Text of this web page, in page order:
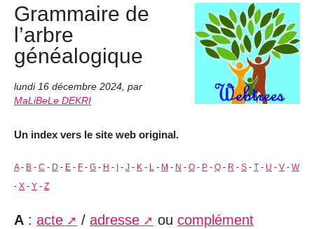
Grammaire de
l’arbre
généalogique
lundi 16 décembre 2024, par
MaLiBeLe DEKRI
Un index vers le site web original.
A- B - C - D - E - F - G - H - I - J - K - L - M - N - O - P - Q - R - S - T - U - V - W
- X - Y - Z
A : acte / adresse ou complément